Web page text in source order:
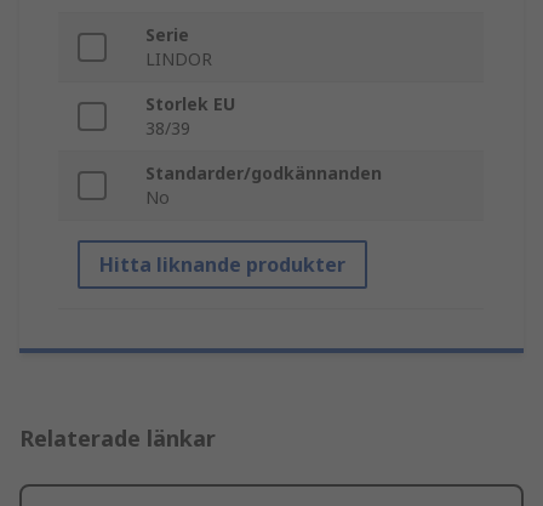
Serie
LINDOR
Storlek EU
38/39
Standarder/godkännanden
No
Hitta liknande produkter
Relaterade länkar